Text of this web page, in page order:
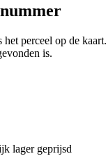
het perceel op de
is.
lager geprijsd